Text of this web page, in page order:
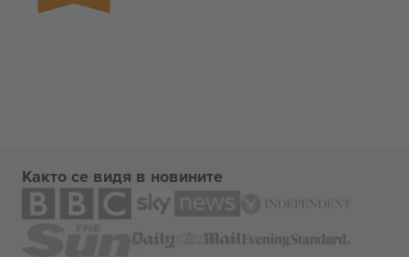
Както се видя в новините